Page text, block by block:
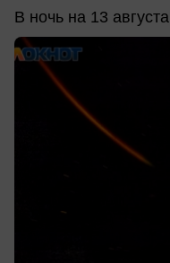
В ночь на 13 августа